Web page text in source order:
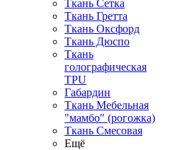
Ткань Сетка
Ткань Гретта
Ткань Оксфорд
Ткань Дюспо
Ткань
голографическая
TPU
Габардин
Ткань Мебельная
"мамбо" (рогожка)
Ткань Смесовая
Ещё